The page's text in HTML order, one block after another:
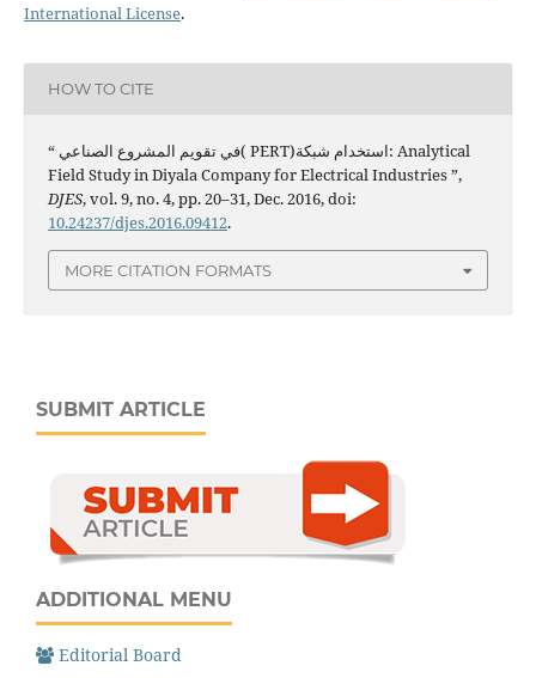
International License.
HOW TO CITE
“ في تقويم المشروع الصناعي( PERT)استخدام شبكة: Analytical
Field Study in Diyala Company for Electrical Industries ”,
DJES, vol. 9, no. 4, pp. 20–31, Dec. 2016, doi:
10.24237/djes.2016.09412.
MORE CITATION FORMATS
SUBMIT ARTICLE
ADDITIONAL MENU
Editorial Board